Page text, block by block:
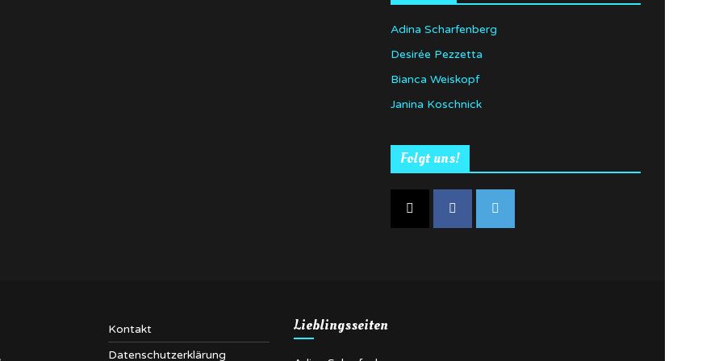
Adina Scharfenberg
Desirée Pezzetta
Bianca Weiskopf
Janina Koschnick
Folgt uns!
Kontakt
Datenschutzerklärung
Lieblingsseiten